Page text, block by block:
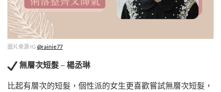
圖片來源 IG @rainie77
無層次短髮 – 楊丞琳
比起有層次的短髮，個性派的女生更喜歡嘗試無層次短髮，